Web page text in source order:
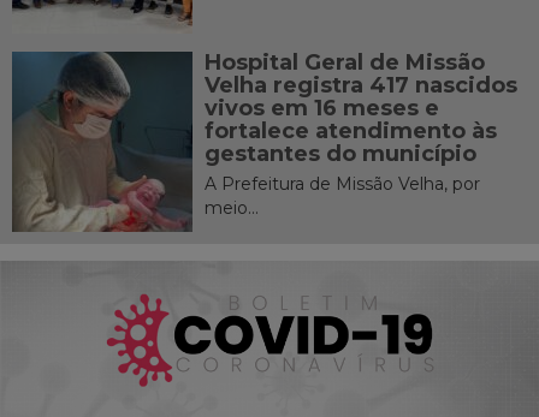
Hospital Geral de Missão
Velha registra 417 nascidos
vivos em 16 meses e
fortalece atendimento às
gestantes do município
A Prefeitura de Missão Velha, por
meio...